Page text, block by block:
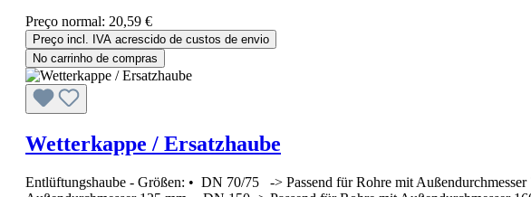
Preço normal: 20,59 €
Preço incl. IVA acrescido de custos de envio
No carrinho de compras
Wetterkappe / Ersatzhaube
Entlüftungshaube - Größen: • DN 70/75 -> Passend für Rohre mit